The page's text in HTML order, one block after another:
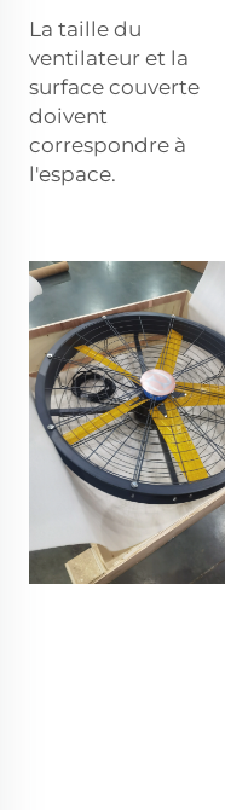
La taille du
ventilateur et la
surface couverte
doivent
correspondre à
l'espace.